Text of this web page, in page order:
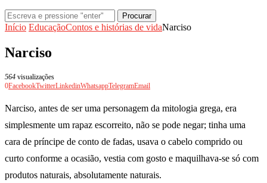
Procurar
Início EducaçãoContos e histórias de vidaNarciso
Narciso
564 visualizações
0FacebookTwitterLinkedinWhatsappTelegramEmail
Narciso, antes de ser uma personagem da mitologia grega, era
simplesmente um rapaz escorreito, não se pode negar; tinha uma
cara de príncipe de conto de fadas, usava o cabelo comprido ou
curto conforme a ocasião, vestia com gosto e maquilhava-se só com
produtos naturais, absolutamente naturais.